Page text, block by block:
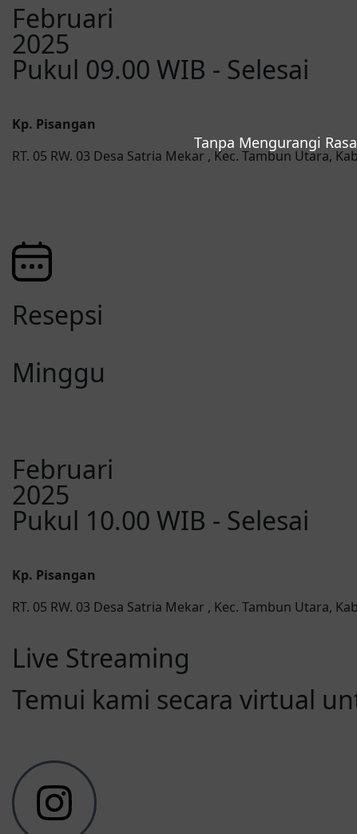
Februari
2025
Pukul 09.00 WIB - Selesai
Kp. Pisangan
RT. 05 RW. 03 Desa Satria Mekar , Kec. Tambun Utara,
Resepsi
Minggu
Februari
2025
Pukul 10.00 WIB - Selesai
Kp. Pisangan
RT. 05 RW. 03 Desa Satria Mekar , Kec. Tambun Utara,
Live Streaming
Temui kami secara virtual
Tanpa Mengurangi